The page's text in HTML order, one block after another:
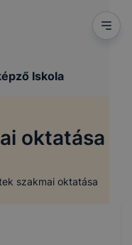
Iskola
oktatása
szakmai oktatása